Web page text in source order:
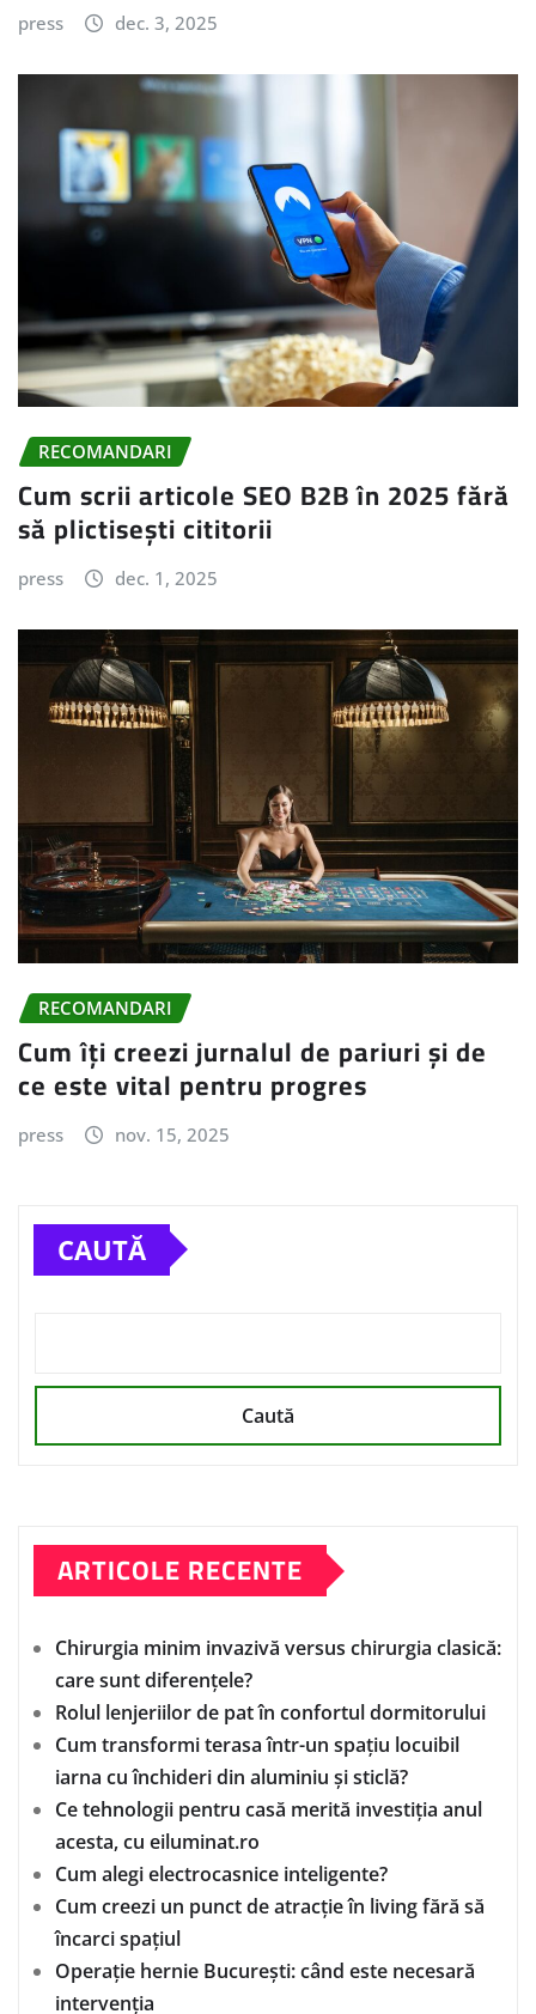
press dec. 3, 2025
RECOMANDARI
Cum scrii articole SEO B2B în 2025 fără
să plictisești cititorii
press dec. 1, 2025
RECOMANDARI
Cum îți creezi jurnalul de pariuri și de
ce este vital pentru progres
press nov. 15, 2025
CAUTĂ
Caută
ARTICOLE RECENTE
Chirurgia minim invazivă versus chirurgia clasică:
care sunt diferențele?
Rolul lenjeriilor de pat în confortul dormitorului
Cum transformi terasa într-un spațiu locuibil
iarna cu închideri din aluminiu și sticlă?
Ce tehnologii pentru casă merită investiția anul
acesta, cu eiluminat.ro
Cum alegi electrocasnice inteligente?
Cum creezi un punct de atracție în living fără să
încarci spațiul
Operație hernie București: când este necesară
intervenția